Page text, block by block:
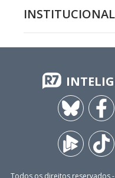
INSTITUCIONAL
Todos os direitos reservados